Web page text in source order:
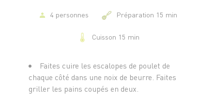
4 personnes Préparation 15 min
Cuisson 15 min
Faites cuire les escalopes de poulet de
chaque côté dans une noix de beurre. Faites
griller les pains coupés en deux.